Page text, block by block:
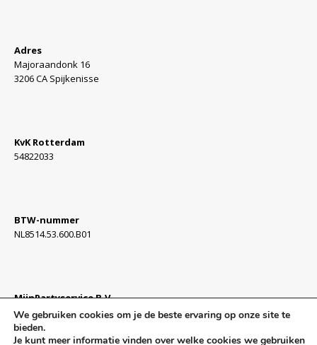
Adres
Majoraandonk 16
3206 CA Spijkenisse
KvK Rotterdam
54822033
BTW-nummer
NL8514.53.600.B01
MijnPartyservice B.V.
Algemene Voorwaarden »
We gebruiken cookies om je de beste ervaring op onze site te
bieden.
Je kunt meer informatie vinden over welke cookies we gebruiken